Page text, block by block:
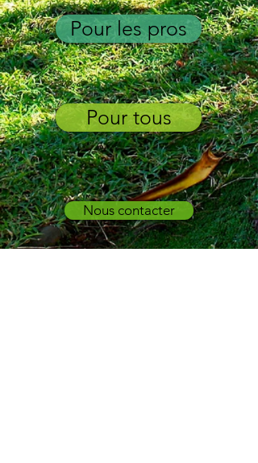
Pour les pros
Pour tous
Nous contacter